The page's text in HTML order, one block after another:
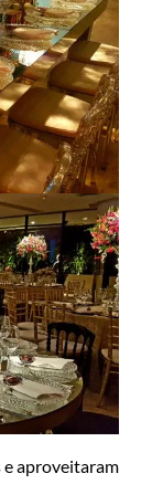
e aproveitaram